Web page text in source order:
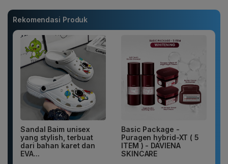
Rekomendasi Produk
Sandal Baim unisex
yang stylish, terbuat
dari bahan karet dan
EVA...
Basic Package -
Puragen hybrid-XT ( 5
ITEM ) - DAVIENA
SKINCARE